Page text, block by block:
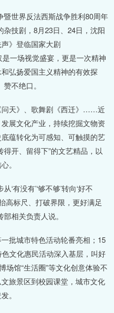
世界反法西斯战争胜利80周年
技剧，8月23日、24日，沈阳
》登临国家大剧
是一场视觉盛宴，更是一次精神
弘扬爱国主义精神的有效探
不绝口。
天》、歌舞剧《西迁》……近
展文化产业，持续挖掘文物资
蕴转化为可感知、可触摸的艺
开、留得下”的文艺精品，以
。
有没有’‘够不够’转向‘好不
高标尺、打破界限，更好满足
相关负责人说。
城市特色活动轮番亮相；15
文化惠民活动深入基层，叫好
场馆“生活圈”等文化创意体验不
旅景区到校园课堂，城市文化
。